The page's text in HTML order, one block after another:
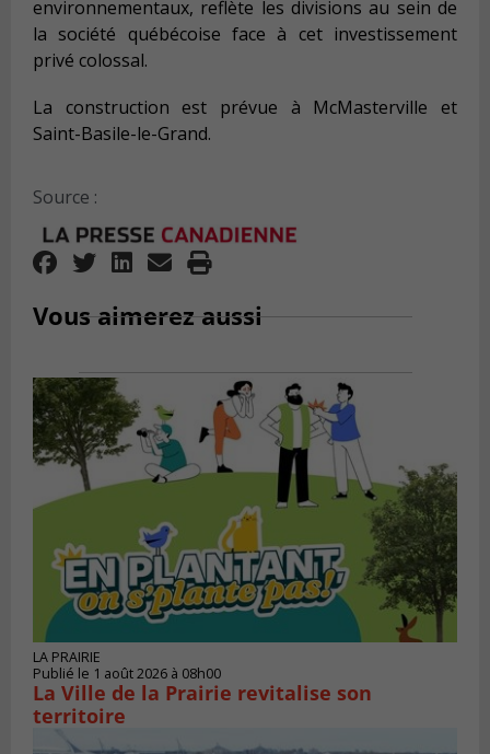
environnementaux, reflète les divisions au sein de
la société québécoise face à cet investissement
privé colossal.
La construction est prévue à McMasterville et
Saint-Basile-le-Grand.
Source :
Vous aimerez aussi
LA PRAIRIE
Publié le 1 août 2026 à 08h00
La Ville de la Prairie revitalise son
territoire